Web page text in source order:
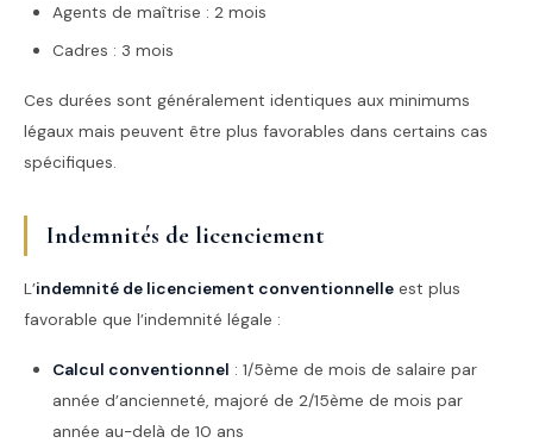
Agents de maîtrise : 2 mois
Cadres : 3 mois
Ces durées sont généralement identiques aux minimums
légaux mais peuvent être plus favorables dans certains cas
spécifiques.
Indemnités de licenciement
L’indemnité de licenciement conventionnelle est plus
favorable que l’indemnité légale :
Calcul conventionnel : 1/5ème de mois de salaire par
année d’ancienneté, majoré de 2/15ème de mois par
année au-delà de 10 ans